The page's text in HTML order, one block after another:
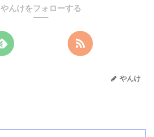
やんけをフォローする
やんけ